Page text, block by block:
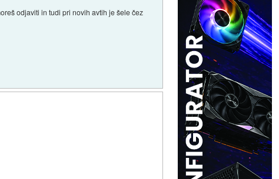
odjaviti in tudi pri novih avtih je šele čez